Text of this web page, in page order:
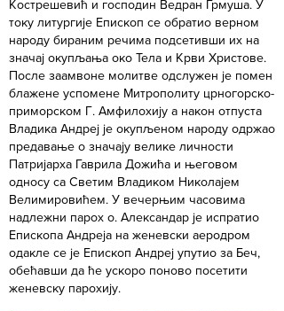
Кострешевић и господин Ведран Грмуша. У
току литургије Епископ се обратио верном
народу бираним речима подсетивши их на
значај окупљања око Тела и Крви Христове.
После заамвоне молитве одслужен је помен
блажене успомене Митрополиту црногорско-
приморском Г. Амфилохију а након отпуста
Владика Андреј је окупљеном народу одржао
предавање о значају велике личности
Патријарха Гаврила Дожића и његовом
односу са Светим Владиком Николајем
Велимировићем. У вечерњим часовима
надлежни парох о. Александар је испратио
Епископа Андреја на женевски аеродром
одакле се је Епископ Андреј упутио за Беч,
обећавши да ће ускоро поново посетити
женевску парохију.